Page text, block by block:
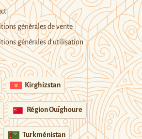
générales de vente
générales d’utilisation
Kirghizstan
Région Ouïghoure
Turkménistan